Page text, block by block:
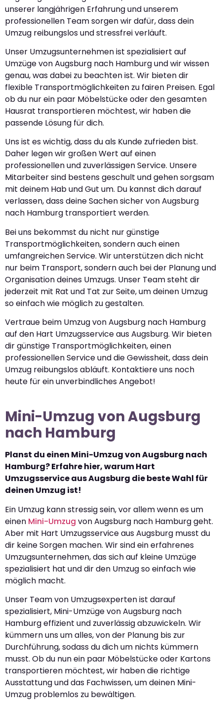
unserer langjährigen Erfahrung und unserem
professionellen Team sorgen wir dafür, dass dein
Umzug reibungslos und stressfrei verläuft.
Unser Umzugsunternehmen ist spezialisiert auf
Umzüge von Augsburg nach Hamburg und wir wissen
genau, was dabei zu beachten ist. Wir bieten dir
flexible Transportmöglichkeiten zu fairen Preisen. Egal
ob du nur ein paar Möbelstücke oder den gesamten
Hausrat transportieren möchtest, wir haben die
passende Lösung für dich.
Uns ist es wichtig, dass du als Kunde zufrieden bist.
Daher legen wir großen Wert auf einen
professionellen und zuverlässigen Service. Unsere
Mitarbeiter sind bestens geschult und gehen sorgsam
mit deinem Hab und Gut um. Du kannst dich darauf
verlassen, dass deine Sachen sicher von Augsburg
nach Hamburg transportiert werden.
Bei uns bekommst du nicht nur günstige
Transportmöglichkeiten, sondern auch einen
umfangreichen Service. Wir unterstützen dich nicht
nur beim Transport, sondern auch bei der Planung und
Organisation deines Umzugs. Unser Team steht dir
jederzeit mit Rat und Tat zur Seite, um deinen Umzug
so einfach wie möglich zu gestalten.
Vertraue beim Umzug von Augsburg nach Hamburg
auf den Hart Umzugsservice aus Augsburg. Wir bieten
dir günstige Transportmöglichkeiten, einen
professionellen Service und die Gewissheit, dass dein
Umzug reibungslos abläuft. Kontaktiere uns noch
heute für ein unverbindliches Angebot!
Mini-Umzug von Augsburg
nach Hamburg
Planst du einen Mini-Umzug von Augsburg nach
Hamburg? Erfahre hier, warum Hart
Umzugsservice aus Augsburg die beste Wahl für
deinen Umzug ist!
Ein Umzug kann stressig sein, vor allem wenn es um
einen Mini-Umzug von Augsburg nach Hamburg geht.
Aber mit Hart Umzugsservice aus Augsburg musst du
dir keine Sorgen machen. Wir sind ein erfahrenes
Umzugsunternehmen, das sich auf kleine Umzüge
spezialisiert hat und dir den Umzug so einfach wie
möglich macht.
Unser Team von Umzugsexperten ist darauf
spezialisiert, Mini-Umzüge von Augsburg nach
Hamburg effizient und zuverlässig abzuwickeln. Wir
kümmern uns um alles, von der Planung bis zur
Durchführung, sodass du dich um nichts kümmern
musst. Ob du nun ein paar Möbelstücke oder Kartons
transportieren möchtest, wir haben die richtige
Ausstattung und das Fachwissen, um deinen Mini-
Umzug problemlos zu bewältigen.